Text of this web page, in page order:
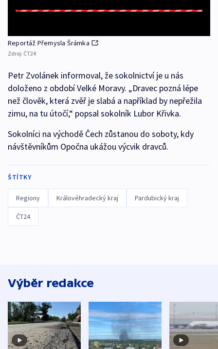
Reportáž Přemysla Šrámka
Zdroj: ČT24
Petr Zvolánek informoval, že sokolnictví je u nás
doloženo z období Velké Moravy. „Dravec pozná lépe
než člověk, která zvěř je slabá a například by nepřežila
zimu, na tu útočí,“ popsal sokolník Lubor Křivka.
Sokolníci na východě Čech zůstanou do soboty, kdy
návštěvníkům Opočna ukážou výcvik dravců.
ŠTÍTKY
Regiony Královéhradecký kraj Pardubický kraj
ČT24
Výběr redakce